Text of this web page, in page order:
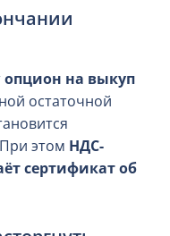
опцион на выкуп
остаточной
этом НДС-
сертификат об